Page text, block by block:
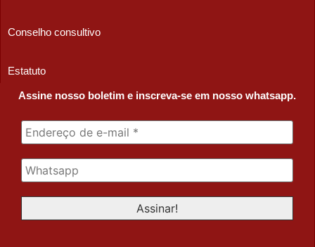
Conselho consultivo
Estatuto
Assine nosso boletim e inscreva-se em nosso whatsapp.